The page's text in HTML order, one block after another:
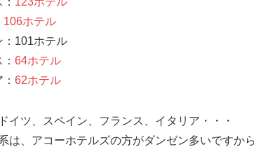
106ホテル
101ホテル
64ホテル
62ホテル
イツ、スペイン、フランス、イタリア・・・
は、アコーホテルズの方がダンゼン多いですから